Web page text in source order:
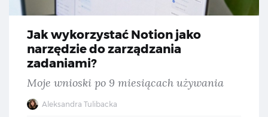
Jak wykorzystać Notion jako
narzędzie do zarządzania
zadaniami?
Moje wnioski po 9 miesiącach używania
Aleksandra Tulibacka